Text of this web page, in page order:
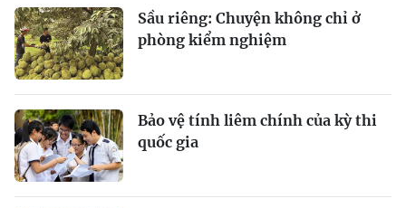
Sầu riêng: Chuyện không chỉ ở
phòng kiểm nghiệm
Bảo vệ tính liêm chính của kỳ thi
quốc gia